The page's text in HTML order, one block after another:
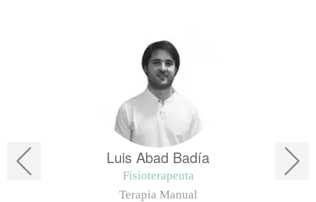
Luis Abad Badía
Fisioterapeuta
Terapia Manual